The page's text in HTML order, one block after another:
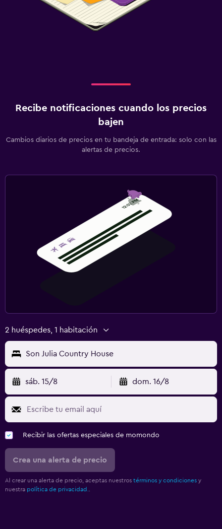
Juegos de mesa/rompecabezas
Servicios de cuidado de niños (con cargos)
Fax/fotocopiadora
Escritorio
Recibe notificaciones cuando los precios
bajen
Cambios diarios de precios en tu bandeja de entrada: solo con las
alertas de precios.
2 huéspedes, 1 habitación
Son Julia Country House
sáb. 15/8 dom. 16/8
Recibir las ofertas especiales de momondo
Crea una alerta de precio
Al crear una alerta de precio, aceptas nuestros términos y condiciones y
nuestra política de privacidad.